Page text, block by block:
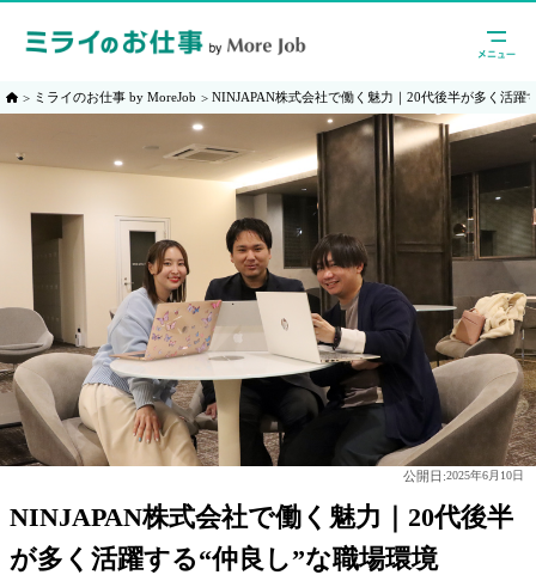
ミライのお仕事 by MoreJob NINJAPAN株式会社で働く魅力｜20代後半が多く活躍
公開日:2025年6月10日
NINJAPAN株式会社で働く魅力｜20代後半
が多く活躍する“仲良し”な職場環境